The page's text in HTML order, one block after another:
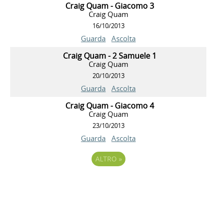
Craig Quam - Giacomo 3
Craig Quam
16/10/2013
Guarda Ascolta
Craig Quam - 2 Samuele 1
Craig Quam
20/10/2013
Guarda Ascolta
Craig Quam - Giacomo 4
Craig Quam
23/10/2013
Guarda Ascolta
ALTRO »